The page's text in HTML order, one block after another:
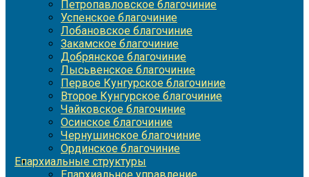
Петропавловское благочиние
Успенское благочиние
Лобановское благочиние
Закамское благочиние
Добрянское благочиние
Лысьвенское благочиние
Первое Кунгурское благочиние
Второе Кунгурское благочиние
Чайковское благочиние
Осинское благочиние
Чернушинское благочиние
Ординское благочиние
Епархиальные структуры